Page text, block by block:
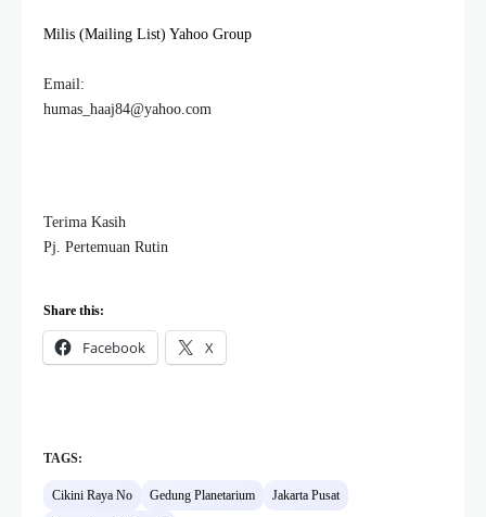
Milis (Mailing List) Yahoo Group
Email:
humas_haaj84@yahoo.com
Terima Kasih
Pj. Pertemuan Rutin
Share this:
Facebook X
TAGS:
Cikini Raya No Gedung Planetarium
Jakarta Pusat